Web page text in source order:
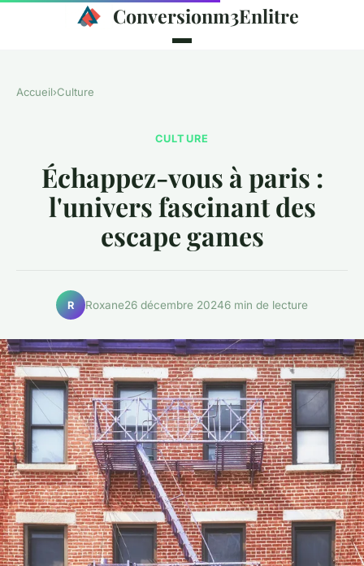
Conversionm3Enlitre
Accueil›Culture
CULTURE
Échappez-vous à paris :
l'univers fascinant des
escape games
R Roxane26 décembre 20246 min de lecture